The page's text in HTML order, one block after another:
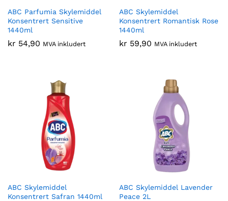
ABC Parfumia Skylemiddel
Konsentrert Sensitive
1440ml
kr 54,90 MVA inkludert
ABC Skylemiddel
Konsentrert Romantisk Rose
1440ml
kr 59,90 MVA inkludert
ABC Skylemiddel
Konsentrert Safran 1440ml
ABC Skylemiddel Lavender
Peace 2L